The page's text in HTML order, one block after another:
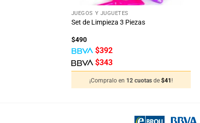
JUEGOS Y JUGUETES
Set de Limpieza 3 Piezas
$490
$392
$343
¡Compralo en 12 cuotasde$41 !